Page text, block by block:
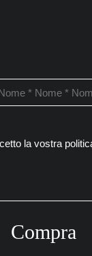
la vostra
Compra